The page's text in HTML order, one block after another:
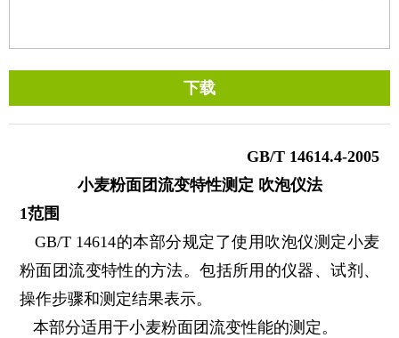
下载
GB/T 14614.4-2005
小麦粉面团流变特性测定 吹泡仪法
1范围
GB/T 14614的本部分规定了使用吹泡仪测定小麦
粉面团流变特性的方法。包括所用的仪器、试剂、
操作步骤和测定结果表示。
本部分适用于小麦粉面团流变性能的测定。